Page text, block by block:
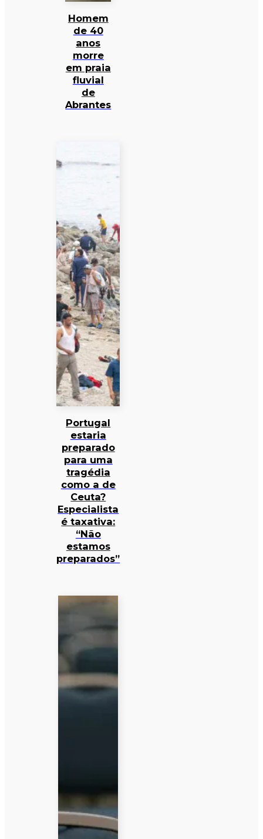
Homem
de 40
anos
morre
em praia
fluvial
de
Abrantes
Portugal
estaria
preparado
para uma
tragédia
como a de
Ceuta?
Especialista
é taxativa:
“Não
estamos
preparados”